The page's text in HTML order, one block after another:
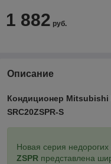
1 882 руб.
Описание
Кондиционер Mitsubishi
SRC20ZSPR-S
Новая серия недорогих
ZSPR представлена